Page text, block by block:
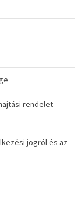
rendelet
jogról és az